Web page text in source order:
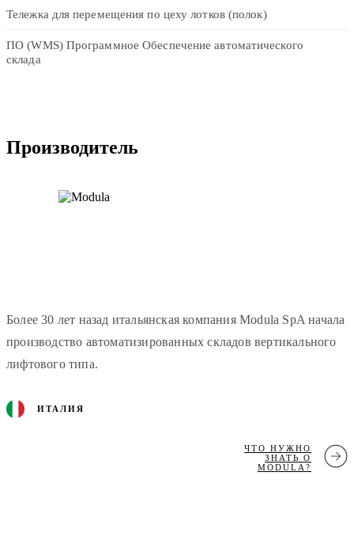
Тележка для перемещения по цеху лотков (полок)
ПО (WMS) Программное Обеспечение автоматического
склада
Производитель
Более 30 лет назад итальянская компания Modula SpA начала
производство автоматизированных складов вертикального
лифтового типа.
ИТАЛИЯ
ЧТО НУЖНО
ЗНАТЬ О
MODULA?